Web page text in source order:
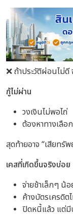
❌ ถ้าประวัติผ่อนไม่ดี
กู้ไม่ผ่าน
วงเงินไม่พอไถ่
ต้องหาทางเลื
สุดท้ายอาจ “เสียทรัพ
เคสที่เกิดขึ้นจริงบ่อย
จ่ายช้าเล็กๆ น้
ค้างบัตรเครดิ
ปิดหนี้แล้ว แต่มี